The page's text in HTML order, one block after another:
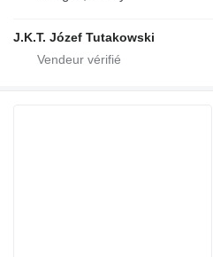
J.K.T. Józef Tutakowski